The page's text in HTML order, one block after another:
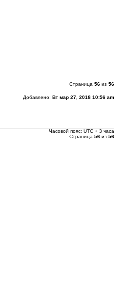
Страница 56 из 56
Добавлено: Вт мар 27, 2018 10:56 am
Часовой пояс: UTC + 3 часа
Страница 56 из 56